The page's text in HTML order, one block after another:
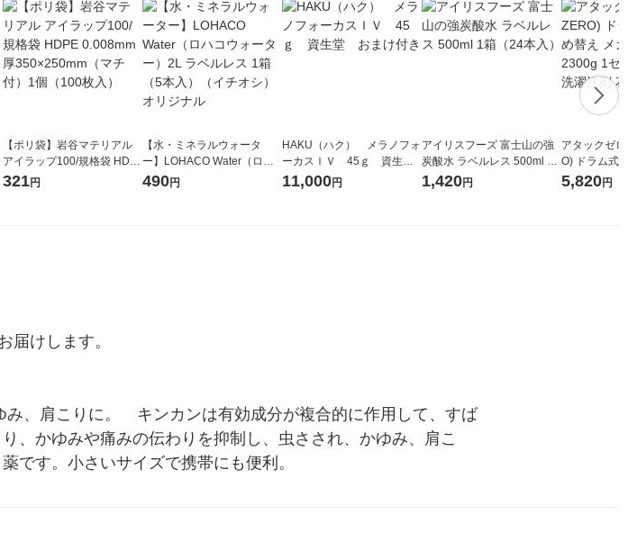
【ポリ袋】岩谷マテリアル
アイラップ100/規格袋 HDP
E 0.008mm厚350×250mm
321円
【水・ミネラルウォータ
ー】LOHACO Water（ロハ
コウォーター）2L ラベルレ
490円
HAKU（ハク） メラノフォ
ーカスＩＶ 45ｇ 資生
堂 おまけ付き
11,000円
アイリスフーズ 富士山の強
炭酸水 ラベルレス 500ml 1
箱（24本入）
1,420円
アタックゼロ
O) ドラム式専
ガジャンボ
5,820円
届けします。
、肩こりに。　キンカンは有効成分が複合的に作用して、すば
、かゆみや痛みの伝わりを抑制し、虫さされ、かゆみ、肩こ
です。小さいサイズで携帯にも便利。